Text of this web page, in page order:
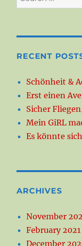
for:
RECENT
Schönheit &
Erst einen
Sicher
Mein GiRL
Es könnte
ARCHIVES
November
February 2021
December